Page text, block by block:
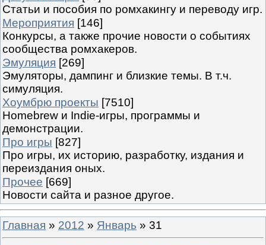
Статьи и пособия по ромхакингу и переводу игр.
Мероприятия [146]
Конкурсы, а также прочие новости о событиях
сообщества ромхакеров.
Эмуляция [269]
Эмуляторы, дампинг и близкие темы. В т.ч.
симуляция.
Хоумбрю проекты [7510]
Homebrew и Indie-игры, программы и
демонстрации.
Про игры [827]
Про игры, их историю, разработку, издания и
переиздания оных.
Прочее [669]
Новости сайта и разное другое.
Главная » 2012 » Январь » 31